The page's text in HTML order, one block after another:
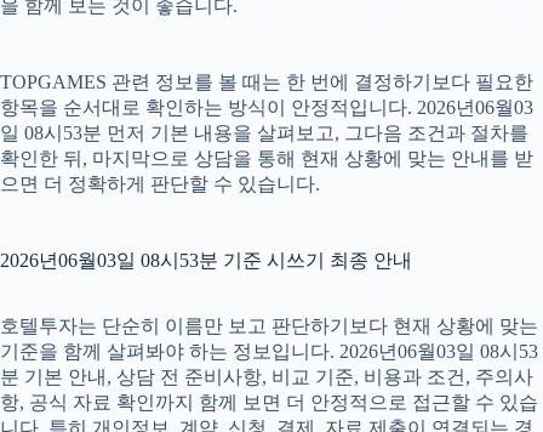
을 함께 보는 것이 좋습니다.
TOPGAMES 관련 정보를 볼 때는 한 번에 결정하기보다 필요한
항목을 순서대로 확인하는 방식이 안정적입니다. 2026년06월03
일 08시53분 먼저 기본 내용을 살펴보고, 그다음 조건과 절차를
확인한 뒤, 마지막으로 상담을 통해 현재 상황에 맞는 안내를 받
으면 더 정확하게 판단할 수 있습니다.
2026년06월03일 08시53분 기준 시쓰기 최종 안내
호텔투자는 단순히 이름만 보고 판단하기보다 현재 상황에 맞는
기준을 함께 살펴봐야 하는 정보입니다. 2026년06월03일 08시53
분 기본 안내, 상담 전 준비사항, 비교 기준, 비용과 조건, 주의사
항, 공식 자료 확인까지 함께 보면 더 안정적으로 접근할 수 있습
니다. 특히 개인정보, 계약, 신청, 결제, 자료 제출이 연결되는 경